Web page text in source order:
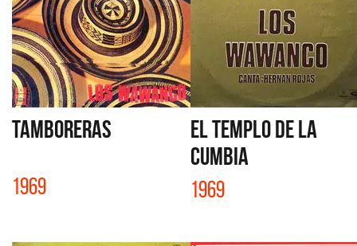
TAMBORERAS
1969
EL TEMPLO DE LA
CUMBIA
1969